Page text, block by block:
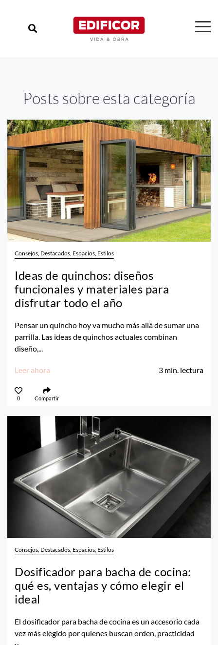
Posts sobre esta categoría
Consejos, Destacados, Espacios, Estilos
Ideas de quinchos: diseños
funcionales y materiales para
disfrutar todo el año
Pensar un quincho hoy va mucho más allá de sumar una
parrilla. Las ideas de quinchos actuales combinan
diseño,...
Leer ahora 3 min. lectura
0 Compartir
Consejos, Destacados, Espacios, Estilos
Dosificador para bacha de cocina:
qué es, ventajas y cómo elegir el
ideal
El dosificador para bacha de cocina es un accesorio cada
vez más elegido por quienes buscan orden, practicidad